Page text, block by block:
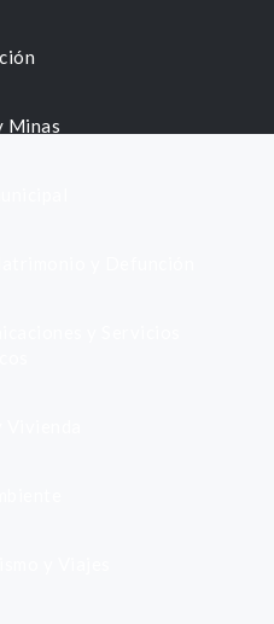
Minas